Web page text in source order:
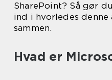
SharePoint? Så gør
ind i hvorledes
sammen.
Hvad er